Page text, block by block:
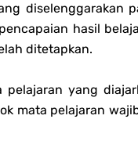
diselenggarakan
hasil
ditetapkan.
pelajaran yang
mata pelajaran